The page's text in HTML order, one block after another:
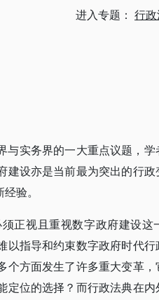
进入专题： 行
实务界的一大重点议题，
建设亦是当前最为突出的行
验。
正视且重视数字政府建设这
指导和约束数字政府时代行
方面发生了许多重大变革
位的选择？而行政法典在